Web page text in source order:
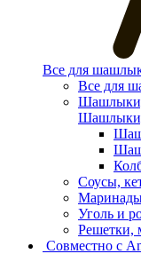
Все для
Все для
Шашлыки,
Шашлыки,
Соусы,
Уголь и
Решетки,
Совместно с